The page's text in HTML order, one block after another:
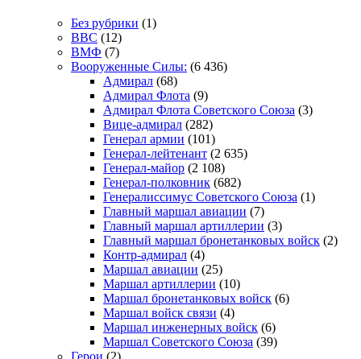
Без рубрики (1)
ВВС (12)
ВМФ (7)
Вооруженные Силы: (6 436)
Адмирал (68)
Адмирал Флота (9)
Адмирал Флота Советского Союза (3)
Вице-адмирал (282)
Генерал армии (101)
Генерал-лейтенант (2 635)
Генерал-майор (2 108)
Генерал-полковник (682)
Генералиссимус Советского Союза (1)
Главный маршал авиации (7)
Главный маршал артиллерии (3)
Главный маршал бронетанковых войск (2)
Контр-адмирал (4)
Маршал авиации (25)
Маршал артиллерии (10)
Маршал бронетанковых войск (6)
Маршал войск связи (4)
Маршал инженерных войск (6)
Маршал Советского Союза (39)
Герои (2)